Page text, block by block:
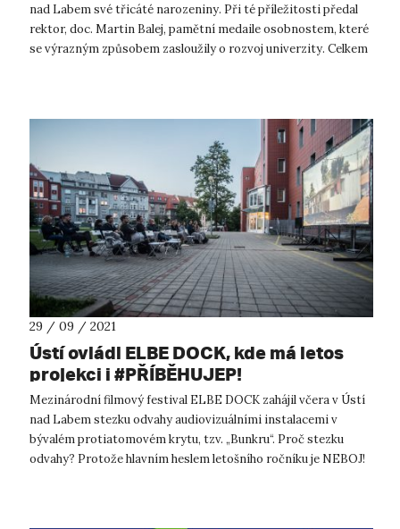
nad Labem své třicáté narozeniny. Při té příležitosti předal
rektor, doc. Martin Balej, pamětní medaile osobnostem, které
se výrazným způsobem zasloužily o rozvoj univerzity. Celkem
29 / 09 / 2021
Ústí ovládl ELBE DOCK, kde má letos
projekci i #PŘÍBĚHUJEP!
Mezinárodní filmový festival ELBE DOCK zahájil včera v Ústí
nad Labem stezku odvahy audiovizuálními instalacemi v
bývalém protiatomovém krytu, tzv. „Bunkru“. Proč stezku
odvahy? Protože hlavním heslem letošního ročníku je NEBOJ!